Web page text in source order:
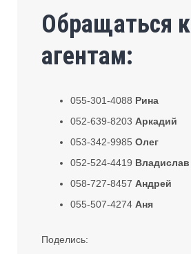
Обращаться к
агентам:
055-301-4088 Рина
052-639-8203 Аркадий
053-342-9985Олег
052-524-4419 Владислав
058-727-8457 Андрей
055-507-4274 Аня
Поделись: